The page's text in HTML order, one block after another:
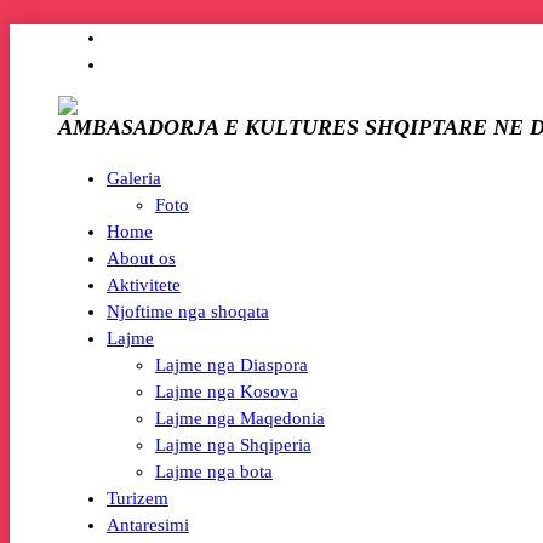
AMBASADORJA E KULTURES SHQIPTARE NE
Galeria
Foto
Home
About os
Aktivitete
Njoftime nga shoqata
Lajme
Lajme nga Diaspora
Lajme nga Kosova
Lajme nga Maqedonia
Lajme nga Shqiperia
Lajme nga bota
Turizem
Antaresimi